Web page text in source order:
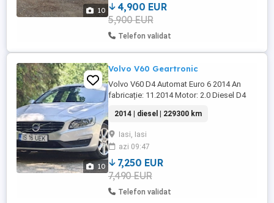
10
+ facturi - 2 chei ...
4,900 EUR
5,900 EUR
Telefon validat
10
Volvo V60 Geartronic
Volvo V60 D4 Automat Euro 6 2014 An
fabricație: 11.2014 Motor: 2.0 Diesel D4
229.300 km reali Normă poluare: Euro 6
Ulei+filtre, plăcute spate schimbate pe
09.07.2026 la 229100 km. Mașină
personală, foarte bine întreținută, motorul
funcționează impecabil ...
2014 | diesel | 229300 km
Iasi, Iasi
azi 09:47
7,250 EUR
7,490 EUR
Telefon validat